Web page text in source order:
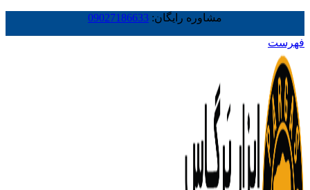
مشاوره رایگان: 09027186633
فهرست